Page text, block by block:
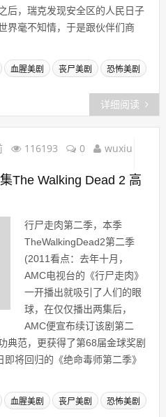
后，瑞克发现安全区的人民日子
界毫不知情，于是跟伙伴们商
血腥美剧 丧尸美剧 恐怖美剧
详细阅读
116193 0 wuxiu
The Walking Dead 2 高
行尸走肉第二季，本季
TheWalkingDead2第二季
(2011看点：去年十月，
AMC电视台的《行尸走肉》
一开播出就吸引了人们的眼
球，在仅仅播出两集后，
AMC便宣布续订该剧第二
典范，更获得了第68届金球奖剧
将回归的《绝命毒师第二季》
血腥美剧 丧尸美剧 恐怖美剧